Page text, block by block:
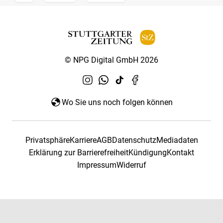
© NPG Digital GmbH 2026
Wo Sie uns noch folgen können
PrivatsphäreKarriereAGBDatenschutzMediadaten
Erklärung zur BarrierefreiheitKündigungKontakt
ImpressumWiderruf